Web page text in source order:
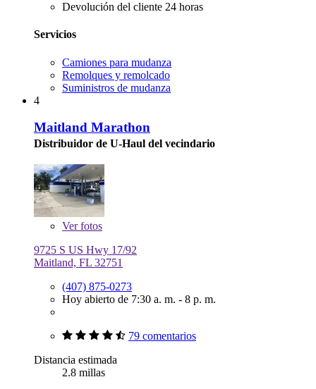
Devolución del cliente 24 horas
Servicios
Camiones para mudanza
Remolques y remolcado
Suministros de mudanza
4
Maitland Marathon
Distribuidor de U-Haul del vecindario
Verfotos
9725 S US Hwy 17/92
Maitland, FL 32751
(407) 875-0273
Hoy abierto de 7:30 a. m. - 8 p. m.
79 comentarios
Distancia estimada
2.8 millas